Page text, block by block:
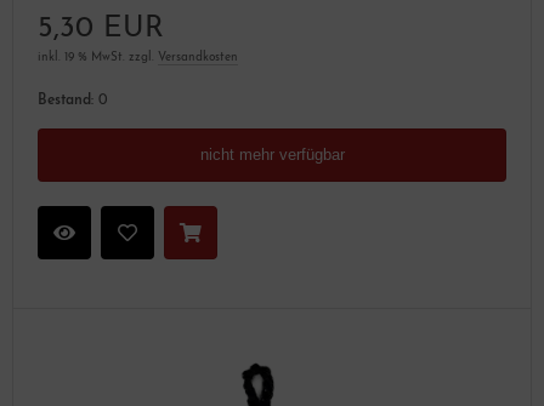
5,30 EUR
inkl. 19 % MwSt. zzgl. Versandkosten
Bestand: 0
nicht mehr verfügbar